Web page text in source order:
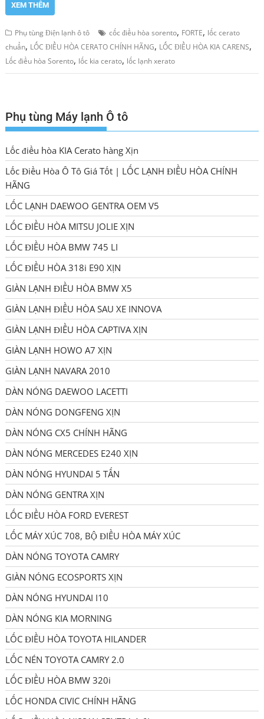
XEM THÊM
Phụ tùng Điện lạnh ô tô cốc điều hòa sorento, FORTE, lốc cerato
chuẩn, LỐC ĐIỀU HÒA CERATO CHÍNH HÃNG, LỐC ĐIỀU HÒA KIA CARENS,
Lốc điều hòa Sorento, lốc kia cerato, lốc lạnh xerato
Phụ tùng Máy lạnh Ô tô
Lốc điều hòa KIA Cerato hàng Xịn
Lốc Điều Hòa Ô Tô Giá Tốt | LỐC LẠNH ĐIỀU HÒA CHÍNH
HÃNG
LỐC LẠNH DAEWOO GENTRA OEM V5
LỐC ĐIỀU HÒA MITSU JOLIE XỊN
LỐC ĐIỀU HÒA BMW 745 LI
LỐC ĐIỀU HÒA 318i E90 XỊN
GIÀN LẠNH ĐIỀU HÒA BMW X5
GIÀN LẠNH ĐIỀU HÒA SAU XE INNOVA
GIÀN LẠNH ĐIỀU HÒA CAPTIVA XỊN
GIÀN LẠNH HOWO A7 XỊN
GIÀN LẠNH NAVARA 2010
DÀN NÓNG DAEWOO LACETTI
DÀN NÓNG DONGFENG XỊN
DÀN NÓNG CX5 CHÍNH HÃNG
DÀN NÓNG MERCEDES E240 XỊN
DÀN NÓNG HYUNDAI 5 TẤN
DÀN NÓNG GENTRA XỊN
LỐC ĐIỀU HÒA FORD EVEREST
LỐC MÁY XÚC 708, BỘ ĐIỀU HÒA MÁY XÚC
DÀN NÓNG TOYOTA CAMRY
GIÀN NÓNG ECOSPORTS XỊN
DÀN NÓNG HYUNDAI I10
DÀN NÓNG KIA MORNING
LỐC ĐIỀU HÒA TOYOTA HILANDER
LỐC NÉN TOYOTA CAMRY 2.0
LỐC ĐIỀU HÒA BMW 320i
LỐC HONDA CIVIC CHÍNH HÃNG